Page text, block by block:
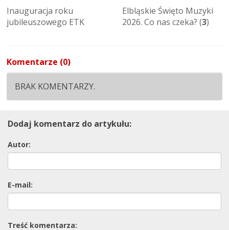
Inauguracja roku
jubileuszowego ETK
Elbląskie Święto Muzyki
2026. Co nas czeka? (3)
Komentarze (0)
BRAK KOMENTARZY.
Dodaj komentarz do artykułu:
Autor:
E-mail:
Treść komentarza: